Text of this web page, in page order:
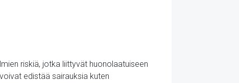
riskiä, jotka liittyvät huonolaatuiseen
edistää sairauksia kuten